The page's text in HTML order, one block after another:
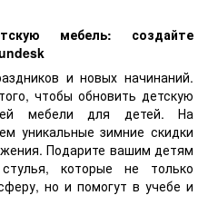
мебель: создайте
и новых начинаний.
чтобы обновить детскую
мебели для детей. На
уникальные зимние скидки
Подарите вашим детям
которые не только
но и помогут в учебе и